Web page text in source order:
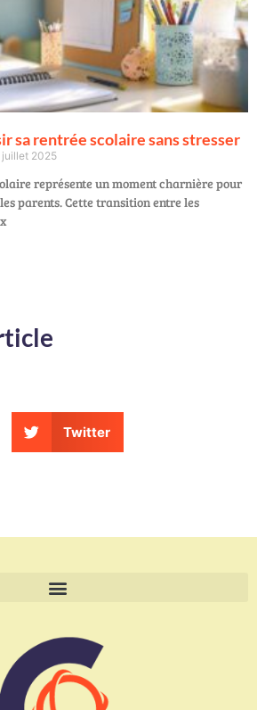
sa rentrée scolaire sans stresser
juillet 2025
représente un moment charnière pour
parents. Cette transition entre les
Twitter